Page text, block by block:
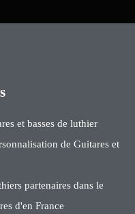
et basses de luthier
de Guitares et
partenaires dans le
d'en France